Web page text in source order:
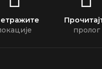
пролог